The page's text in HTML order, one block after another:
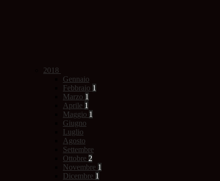
2018
Gennaio
Febbraio 1
Marzo 1
Aprile 1
Maggio 1
Giugno
Luglio
Agosto
Settembre
Ottobre 2
Novembre 1
Dicembre 1